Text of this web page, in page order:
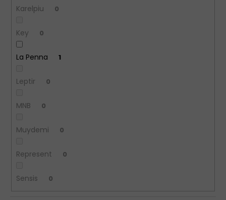
Karelpiu 0
Key 0
La Penna 1
Leptir 0
MNB 0
Muydemi 0
Represent 0
Sensis 0